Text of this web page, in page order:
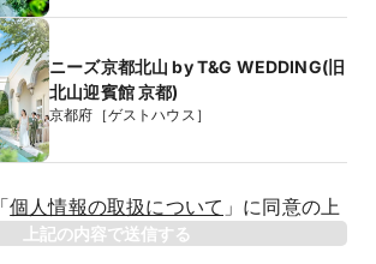
ニーズ京都北山 by T&G WEDDING(旧
北山迎賓館 京都)
京都府［ゲストハウス］
年
「個人情報の取扱について 」 に同意の上
上記の内容で送信する